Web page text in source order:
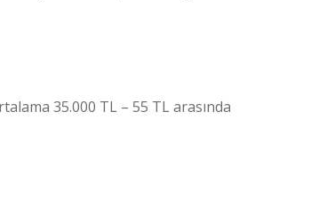
35.000 TL – 55 TL arasında